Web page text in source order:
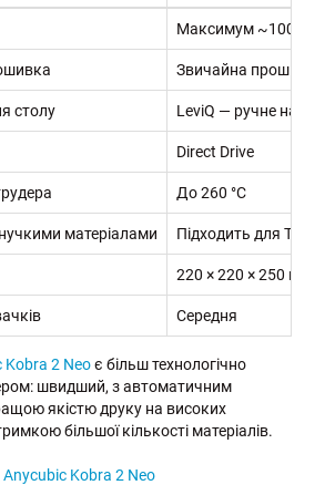
Максимум ~100
Звичайна прошивка
столу LeviQ — ручне
Direct Drive
До 260 °C
матеріалами Підходить для
220 × 220 × 250 мм
Середня
Kobra 2 Neoє більш технологічно
швидший, з автоматичним
якістю друку на високих
більшої кількості матеріалів.
Kobra 2 Neo